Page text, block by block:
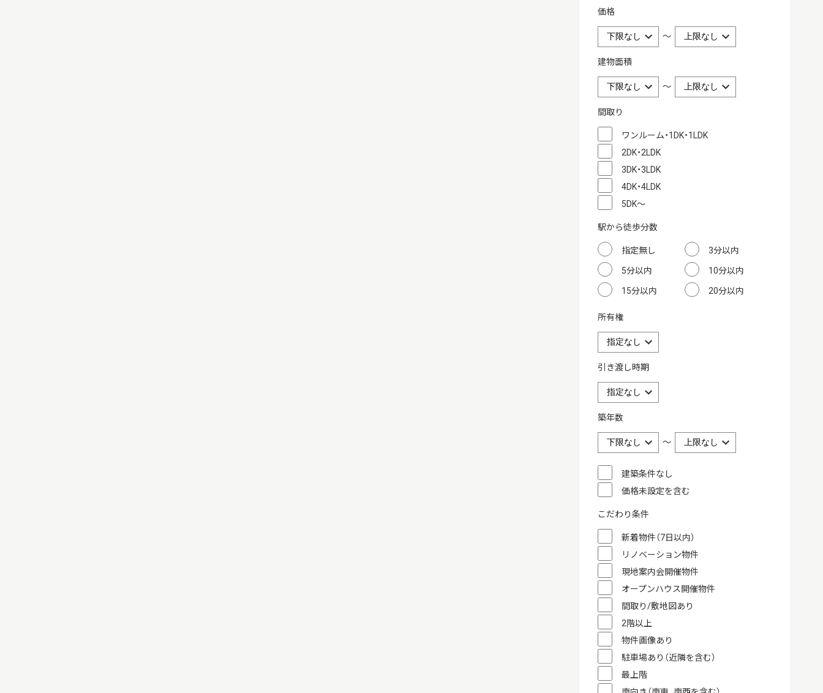
価格
～
建物面積
～
間取り
ワンルーム・1DK・1LDK
2DK・2LDK
3DK・3LDK
4DK・4LDK
5DK～
駅から徒歩分数
指定無し 3分以内
5分以内 10分以内
15分以内 20分以内
所有権
引き渡し時期
築年数
～
建築条件なし
価格未設定を含む
こだわり条件
新着物件（7日以内）
リノベーション物件
現地案内会開催物件
オープンハウス開催物件
間取り/敷地図あり
2階以上
物件画像あり
駐車場あり（近隣を含む）
最上階